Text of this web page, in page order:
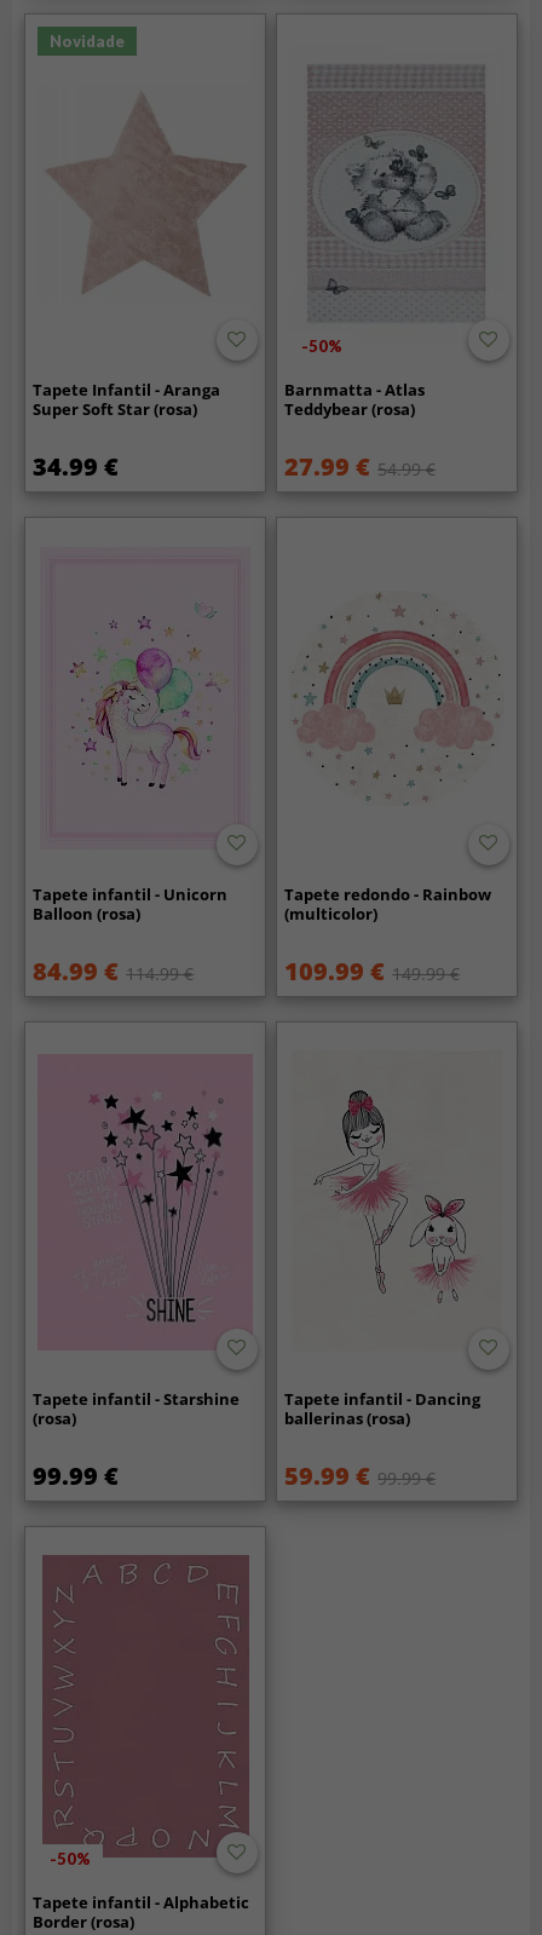
Novidade
Tapete Infantil - Aranga
Super Soft Star (rosa)
34.99 €
-50%
Barnmatta - Atlas
Teddybear (rosa)
27.99 € 54.99 €
Tapete infantil - Unicorn
Balloon (rosa)
84.99 € 114.99 €
Tapete redondo - Rainbow
(multicolor)
109.99 € 149.99 €
Tapete infantil - Starshine
(rosa)
99.99 €
Tapete infantil - Dancing
ballerinas (rosa)
59.99 € 99.99 €
-50%
Tapete infantil - Alphabetic
Border (rosa)